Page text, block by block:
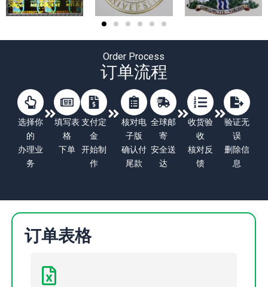
Order Process
订单流程
选择你
的
办理业
务
填写表
格
下单
支付定
金
开始制
作
核对电
子版
确认付
尾款
全球邮
寄
安全送
达
收货验
收
核对反
馈
验证无
误
删除信
息
订单表格